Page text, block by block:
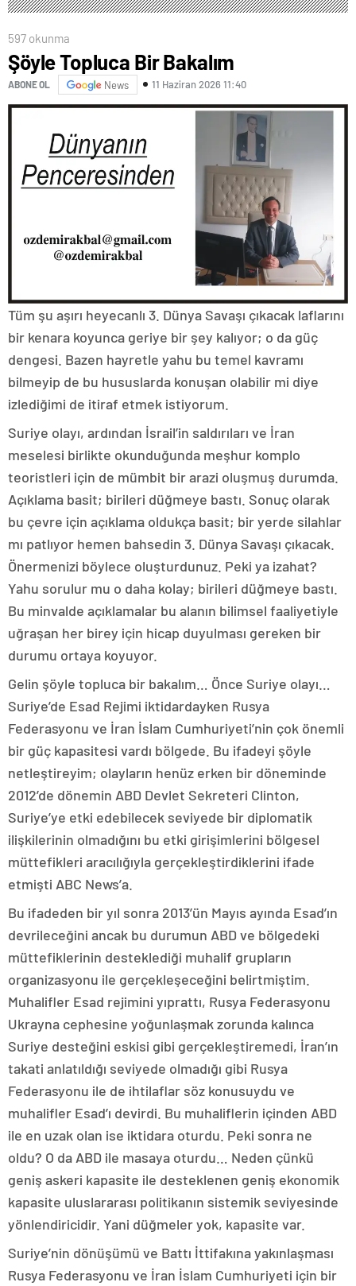
597 okunma
Şöyle Topluca Bir Bakalım
ABONE OL News 11 Haziran 2026 11:40
Tüm şu aşırı heyecanlı 3. Dünya Savaşı çıkacak laflarını
bir kenara koyunca geriye bir şey kalıyor; o da güç
dengesi. Bazen hayretle yahu bu temel kavramı
bilmeyip de bu hususlarda konuşan olabilir mi diye
izlediğimi de itiraf etmek istiyorum.
Suriye olayı, ardından İsrail’in saldırıları ve İran
meselesi birlikte okunduğunda meşhur komplo
teoristleri için de mümbit bir arazi oluşmuş durumda.
Açıklama basit; birileri düğmeye bastı. Sonuç olarak
bu çevre için açıklama oldukça basit; bir yerde silahlar
mı patlıyor hemen bahsedin 3. Dünya Savaşı çıkacak.
Önermenizi böylece oluşturdunuz. Peki ya izahat?
Yahu sorulur mu o daha kolay; birileri düğmeye bastı.
Bu minvalde açıklamalar bu alanın bilimsel faaliyetiyle
uğraşan her birey için hicap duyulması gereken bir
durumu ortaya koyuyor.
Gelin şöyle topluca bir bakalım… Önce Suriye olayı…
Suriye’de Esad Rejimi iktidardayken Rusya
Federasyonu ve İran İslam Cumhuriyeti’nin çok önemli
bir güç kapasitesi vardı bölgede. Bu ifadeyi şöyle
netleştireyim; olayların henüz erken bir döneminde
2012’de dönemin ABD Devlet Sekreteri Clinton,
Suriye’ye etki edebilecek seviyede bir diplomatik
ilişkilerinin olmadığını bu etki girişimlerini bölgesel
müttefikleri aracılığıyla gerçekleştirdiklerini ifade
etmişti ABC News’a.
Bu ifadeden bir yıl sonra 2013’ün Mayıs ayında Esad’ın
devrileceğini ancak bu durumun ABD ve bölgedeki
müttefiklerinin desteklediği muhalif grupların
organizasyonu ile gerçekleşeceğini belirtmiştim.
Muhalifler Esad rejimini yıprattı, Rusya Federasyonu
Ukrayna cephesine yoğunlaşmak zorunda kalınca
Suriye desteğini eskisi gibi gerçekleştiremedi, İran’ın
takati anlatıldığı seviyede olmadığı gibi Rusya
Federasyonu ile de ihtilaflar söz konusuydu ve
muhalifler Esad’ı devirdi. Bu muhaliflerin içinden ABD
ile en uzak olan ise iktidara oturdu. Peki sonra ne
oldu? O da ABD ile masaya oturdu… Neden çünkü
geniş askeri kapasite ile desteklenen geniş ekonomik
kapasite uluslararası politikanın sistemik seviyesinde
yönlendiricidir. Yani düğmeler yok, kapasite var.
Suriye’nin dönüşümü ve Battı İttifakına yakınlaşması
Rusya Federasyonu ve İran İslam Cumhuriyeti için bir